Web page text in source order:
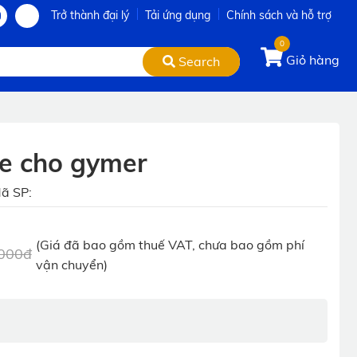
Trở thành đại lý Tải ứng dụng Chính sách và hỗ trợ
Search
0
Giỏ hàng
cho gymer
SP:
(Giá đã bao gồm thuế VAT, chưa bao gồm phí
vận chuyển)